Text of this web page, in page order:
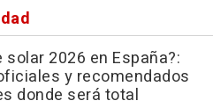
2026 en España?:
y recomendados
donde será total